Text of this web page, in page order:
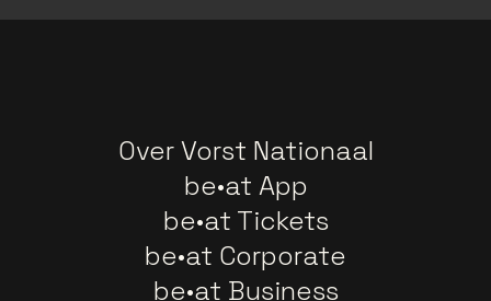
Over Vorst Nationaal
be•at App
be•at Tickets
be•at Corporate
be•at Business